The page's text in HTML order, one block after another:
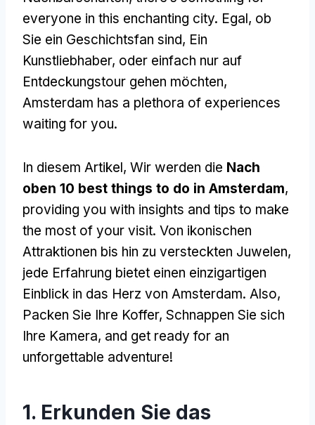
everyone in this enchanting city. Egal, ob
Sie ein Geschichtsfan sind, Ein
Kunstliebhaber, oder einfach nur auf
Entdeckungstour gehen möchten,
Amsterdam has a plethora of experiences
waiting for you.
In diesem Artikel, Wir werden die Nach
oben 10 best things to do in Amsterdam,
providing you with insights and tips to make
the most of your visit. Von ikonischen
Attraktionen bis hin zu versteckten Juwelen,
jede Erfahrung bietet einen einzigartigen
Einblick in das Herz von Amsterdam. Also,
Packen Sie Ihre Koffer, Schnappen Sie sich
Ihre Kamera, and get ready for an
unforgettable adventure!
1. Erkunden Sie das